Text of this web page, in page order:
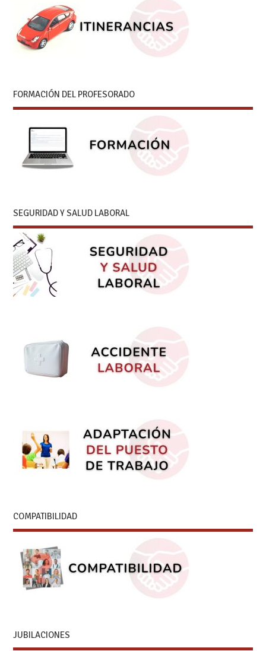
FORMACIÓN DEL PROFESORADO
SEGURIDAD Y SALUD LABORAL
COMPATIBILIDAD
JUBILACIONES